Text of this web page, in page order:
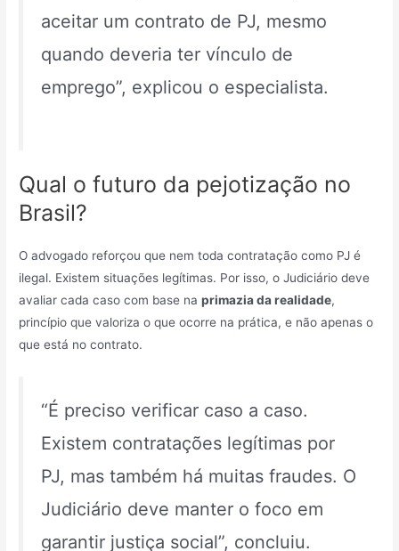
aceitar um contrato de PJ, mesmo
quando deveria ter vínculo de
emprego”, explicou o especialista.
Qual o futuro da pejotização no
Brasil?
O advogado reforçou que nem toda contratação como PJ é
ilegal. Existem situações legítimas. Por isso, o Judiciário deve
avaliar cada caso com base naprimazia da realidade,
princípio que valoriza o que ocorre na prática, e não apenas o
que está no contrato.
“É preciso verificar caso a caso.
Existem contratações legítimas por
PJ, mas também há muitas fraudes. O
Judiciário deve manter o foco em
garantir justiça social”, concluiu.